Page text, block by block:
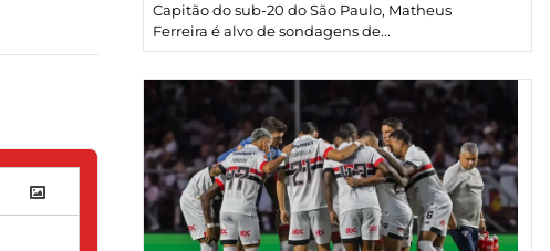
Capitão do sub-20 do São Paulo, Matheus
Ferreira é alvo de sondagens de...